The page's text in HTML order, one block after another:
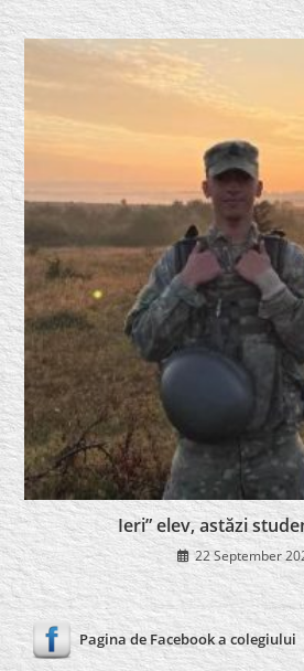
Ieri” elev, astăzi
22 September
Pagina de Facebook a colegiului